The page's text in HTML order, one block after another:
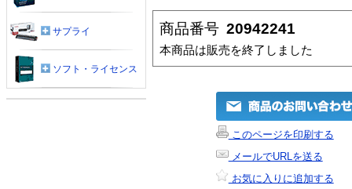
商品番号 20942241
本商品は販売を終了しました
このページを印刷する
メールでURLを送る
お気に入りに追加する
サプライ
ソフト・ライセンス